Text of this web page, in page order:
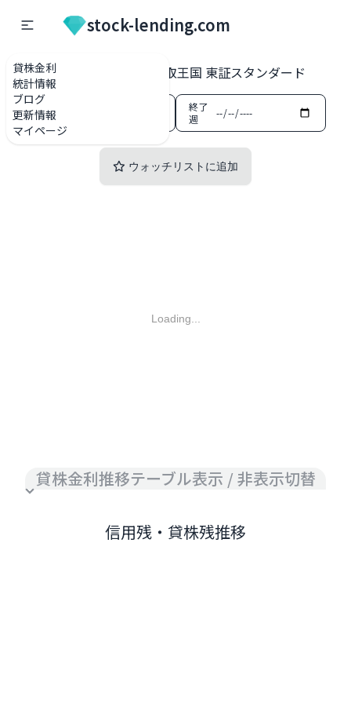
貸株金利
統計情報
ブログ
更新情報
マイページ
stock-lending.com
貸株金利一覧 3181 買取王国 東証スタンダード
開始
週
終了
週
ウォッチリストに追加
Loading...
貸株金利推移テーブル表示 / 非表示切替
信用残・貸株残推移